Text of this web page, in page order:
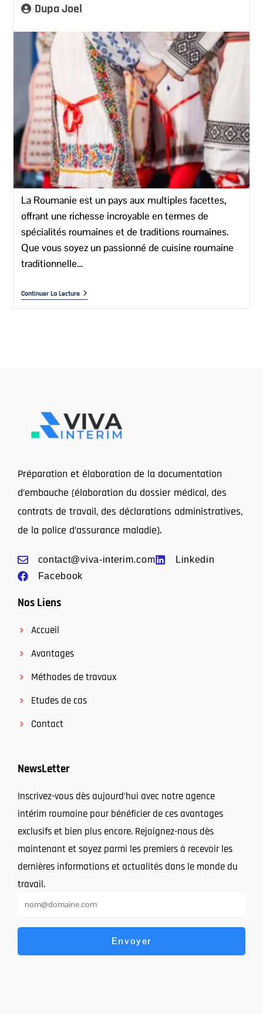
Dupa Joel
La Roumanie est un pays aux multiples facettes,
offrant une richesse incroyable en termes de
spécialités roumaines et de traditions roumaines.
Que vous soyez un passionné de cuisine roumaine
traditionnelle…
Continuer La Lecture
Préparation et élaboration de la documentation
d’embauche (élaboration du dossier médical, des
contrats de travail, des déclarations administratives,
de la police d’assurance maladie).
contact@viva-interim.com
Linkedin
Facebook
Nos Liens
Accueil
Avantages
Méthodes de travaux
Etudes de cas
Contact
NewsLetter
Inscrivez-vous dès aujourd’hui avec notre agence
intérim roumaine pour bénéficier de ces avantages
exclusifs et bien plus encore. Rejoignez-nous dès
maintenant et soyez parmi les premiers à recevoir les
dernières informations et actualités dans le monde du
travail.
Envoyer